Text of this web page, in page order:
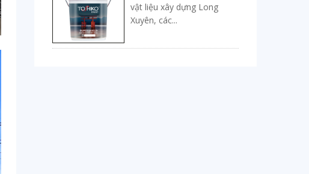
vật liệu xây dựng Long
Xuyên, các...